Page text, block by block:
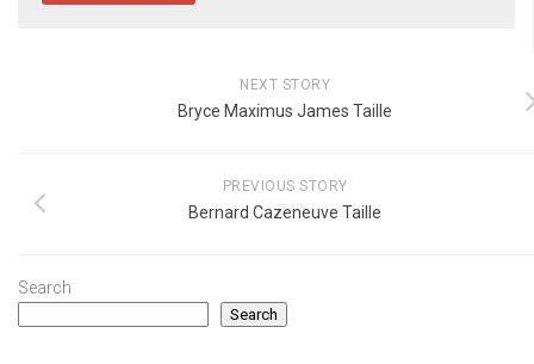
NEXT STORY
Bryce Maximus James Taille
PREVIOUS STORY
Bernard Cazeneuve Taille
Search
Search